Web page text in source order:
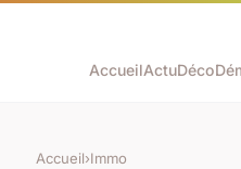
AccueilActuDéco
Accueil›Immo